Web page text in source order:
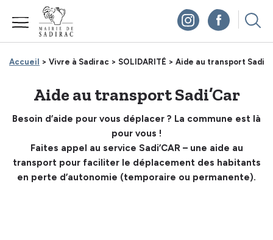
Accueil > Vivre à Sadirac > SOLIDARITÉ > Aide au transport
Aide au transport Sadi’Car
Besoin d’aide pour vous déplacer ? La commune est là
pour vous !
Faites appel au service Sadi’CAR – une aide au
transport pour faciliter le déplacement des habitants
en perte d’autonomie (temporaire ou permanente).
Panneau de gestion des cookies